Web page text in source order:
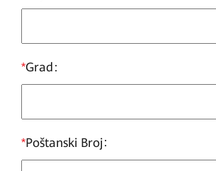
*Grad
*Poštanski Broj